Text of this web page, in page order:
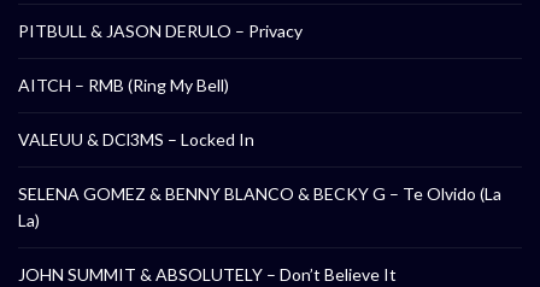
PITBULL & JASON DERULO – Privacy
AITCH – RMB (Ring My Bell)
VALEUU & DCl3MS – Locked In
SELENA GOMEZ & BENNY BLANCO & BECKY G – Te Olvido (La
La)
JOHN SUMMIT & ABSOLUTELY – Don’t Believe It